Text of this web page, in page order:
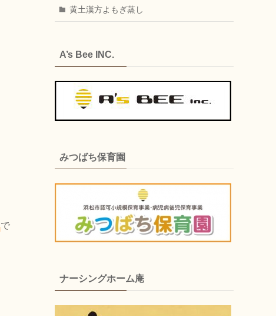
で
黄土漢方よもぎ蒸し
A’s Bee INC.
みつばち保育園
ナーシングホーム庵